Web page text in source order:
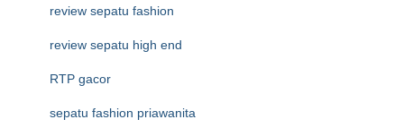
review sepatu fashion
review sepatu high end
RTP gacor
sepatu fashion priawanita